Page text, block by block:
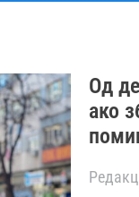
Од
ако